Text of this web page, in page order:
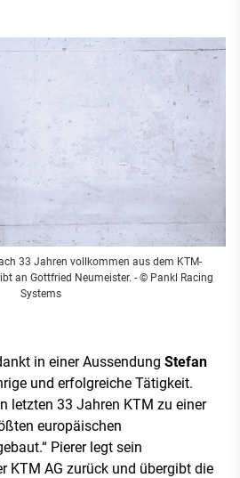
33 Jahren vollkommen aus dem KTM-
an Gottfried Neumeister. - © Pankl Racing
Systems
in einer Aussendung Stefan
und erfolgreiche Tätigkeit.
letzten 33 Jahren KTM zu einer
europäischen
Pierer legt sein
KTM AG zurück und übergibt die